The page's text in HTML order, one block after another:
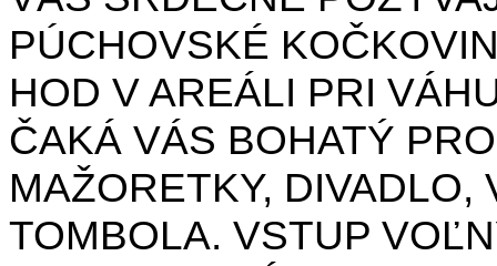
PÚCHOVSKÉ
HOD V AREÁLI PRI
ČAKÁ VÁS BOHATÝ
MAŽORETKY, DIVADLO,
TOMBOLA. VSTUP